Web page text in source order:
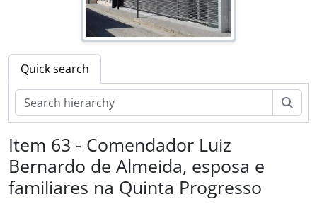
Quick search
Item 63 - Comendador Luiz
Bernardo de Almeida, esposa e
familiares na Quinta Progresso
[Item] Retrato de homens
[Item] Grupo familiar
[Item] Grupo familiar
[Item] Grupo familiar
[Item] Retrato de grupo
[Item] Retrato de homens
[Item] Retrato de grupo
[Item] Retrato de grupo
[Item] Retrato de grupo
[Item] Retrato de grupo
[Item] Reunião pública
[Item] Comendador Luiz Bernardo de Almeida, esposa, alguns amigos, familiares e empregados na Quinta Progresso